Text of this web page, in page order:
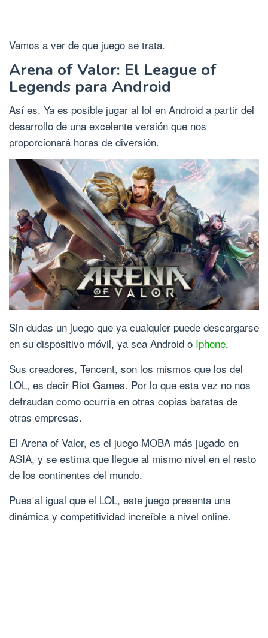
Vamos a ver de que juego se trata.
Arena of Valor: El League of
Legends para Android
Así es. Ya es posible jugar al lol en Android a partir del
desarrollo de una excelente versión que nos
proporcionará horas de diversión.
Sin dudas un juego que ya cualquier puede descargarse
en su dispositivo móvil, ya sea Android o Iphone.
Sus creadores, Tencent, son los mismos que los del
LOL, es decir Riot Games. Por lo que esta vez no nos
defraudan como ocurría en otras copias baratas de
otras empresas.
El Arena of Valor, es el juego MOBA más jugado en
ASIA, y se estima que llegue al mismo nivel en el resto
de los continentes del mundo.
Pues al igual que el LOL, este juego presenta una
dinámica y competitividad increíble a nivel online.